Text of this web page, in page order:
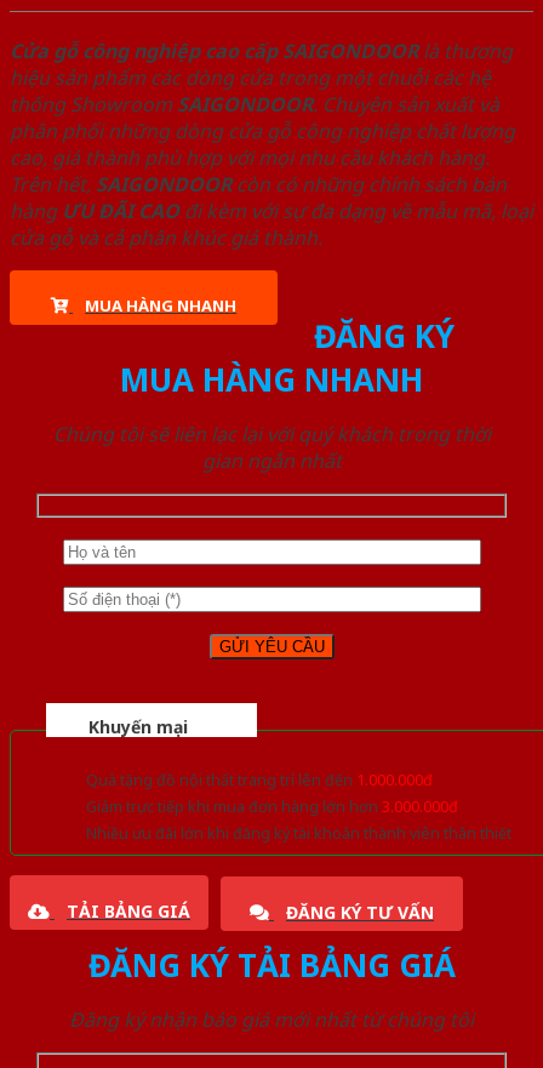
Cửa gỗ công nghiệp cao cấp SAIGONDOORlà thương
hiệu sản phẩm các dòng cửa trong một chuỗi các hệ
thống Showroom SAIGONDOOR. Chuyên sản xuất và
phân phối những dòng cửa gỗ công nghiệp chất lượng
cao, giá thành phù hợp với mọi nhu cầu khách hàng.
Trên hết, SAIGONDOORcòn có những chính sách bán
hàng ƯU ĐÃI CAOđi kèm với sự đa dạng về mẫu mã, loại
cửa gỗ và cả phân khúc giá thành.
MUA HÀNG NHANH
ĐĂNG KÝ
MUA HÀNG NHANH
Chúng tôi sẽ liên lạc lại với quý khách trong thời
gian ngắn nhất
Khuyến mại
Quà tặng đồ nội thất trang trí lên đến 1.000.000đ
Giảm trực tiếp khi mua đơn hàng lớn hơn 3.000.000đ
Nhiều ưu đãi lớn khi đăng ký tài khoản thành viên thân thiết
TẢI BẢNG GIÁ ĐĂNG KÝ TƯ VẤN
ĐĂNG KÝ TẢI BẢNG GIÁ
Đăng ký nhận báo giá mới nhất từ chúng tôi